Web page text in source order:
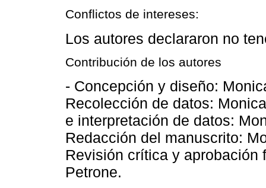
Conflictos de intereses:
Los autores declararon no
Contribución de los autores
- Concepción y diseño:
Recolección de datos:
e interpretación de datos:
Redacción del manuscrito:
Revisión crítica y aprobación
Petrone.